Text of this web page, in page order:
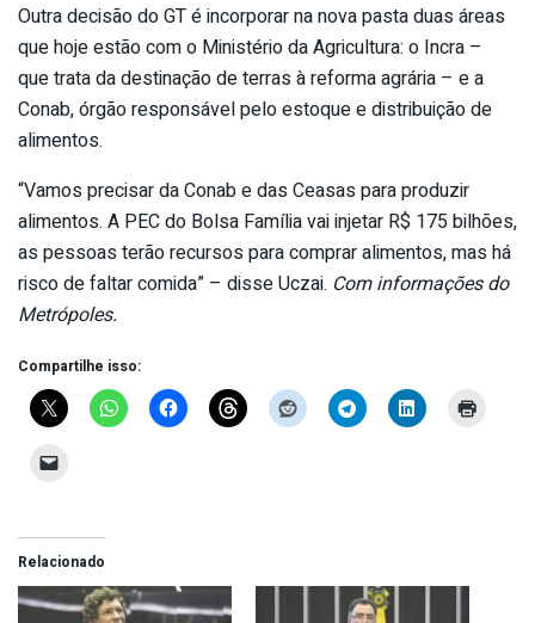
Outra decisão do GT é incorporar na nova pasta duas áreas
que hoje estão com o Ministério da Agricultura: o Incra –
que trata da destinação de terras à reforma agrária – e a
Conab, órgão responsável pelo estoque e distribuição de
alimentos.
“Vamos precisar da Conab e das Ceasas para produzir
alimentos. A PEC do Bolsa Família vai injetar R$ 175 bilhões,
as pessoas terão recursos para comprar alimentos, mas há
risco de faltar comida” – disse Uczai. Com informações do
Metrópoles.
Compartilhe isso:
Relacionado